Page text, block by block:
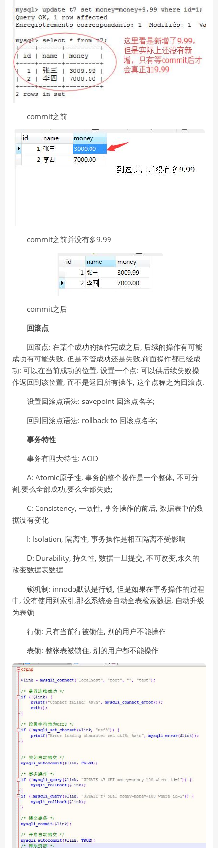
commit之前
commit之前并没有多9.99
commit之后
回滚点
回滚点: 在某个成功的操作完成之后, 后续的操作有可能
成功有可能失败, 但是不管成功还是失败,前面操作都已经成
功: 可以在当前成功的位置, 设置一个点: 可以供后续失败操
作返回到该位置, 而不是返回所有操作, 这个点称之为回滚点.
设置回滚点语法: savepoint 回滚点名字;
回到回滚点语法: rollback to 回滚点名字;
事务特性
事务有四大特性: ACID
A: Atomic原子性, 事务的整个操作是一个整体, 不可分
割,要么全部成功,要么全部失败;
C: Consistency, 一致性, 事务操作的前后, 数据表中的数
据没有变化
I: Isolation, 隔离性, 事务操作是相互隔离不受影响
D: Durability, 持久性, 数据一旦提交, 不可改变,永久的
改变数据表数据
锁机制: innodb默认是行锁, 但是如果在事务操作的过程
中, 没有使用到索引,那么系统会自动全表检索数据, 自动升级
为表锁
行锁: 只有当前行被锁住, 别的用户不能操作
表锁: 整张表被锁住, 别的用户都不能操作